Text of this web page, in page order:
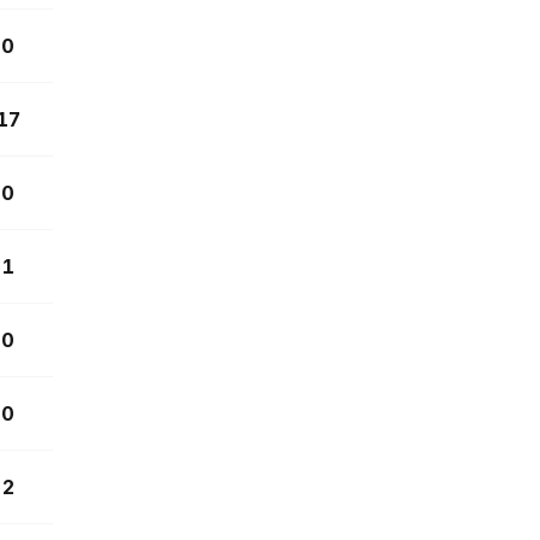
0
0
1
0
0
2